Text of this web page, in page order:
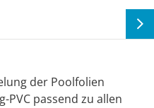
der Poolfolien
PVC passend zu allen